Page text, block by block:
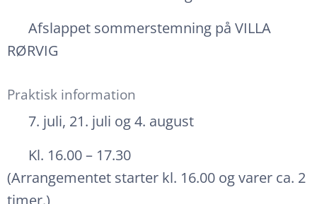
☀️ Afslappet sommerstemning på VILLA
RØRVIG
Praktisk information
📅 7. juli, 21. juli og 4. august
⏰ Kl. 16.00 – 17.30
(Arrangementet starter kl. 16.00 og varer ca. 2
timer.)